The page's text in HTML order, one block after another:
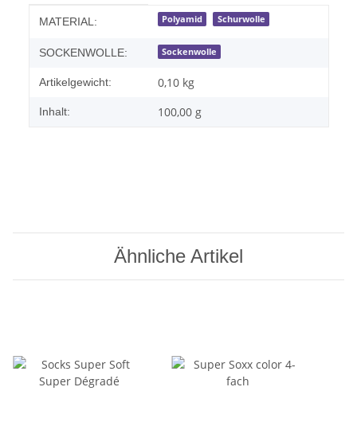
Produkteigenschaft
Wert
MATERIAL: Polyamid Schurwolle
SOCKENWOLLE: Sockenwolle
Artikelgewicht: 0,10 kg
Inhalt: 100,00 g
Ähnliche Artikel